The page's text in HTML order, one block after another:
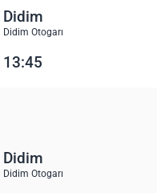
Didim
Didim Otogarı
13:45
Didim
Didim Otogarı